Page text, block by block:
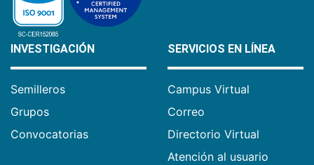
INVESTIGACIÓN
Semilleros
Grupos
Convocatorias
SERVICIOS EN LÍNEA
Campus Virtual
Correo
Directorio Virtual
Atención al usuario